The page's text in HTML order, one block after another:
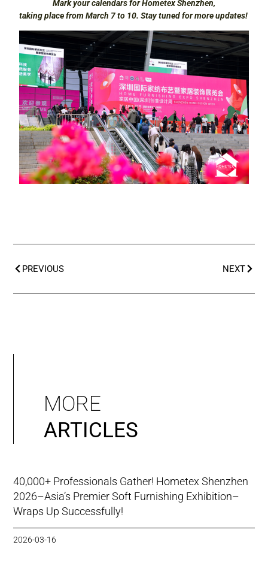
Mark your calendars for Hometex Shenzhen,
taking place from March 7 to 10. Stay tuned for more updates!
PREVIOUS NEXT
MORE
ARTICLES
40,000+ Professionals Gather! Hometex Shenzhen
2026–Asia’s Premier Soft Furnishing Exhibition–
Wraps Up Successfully!
2026-03-16